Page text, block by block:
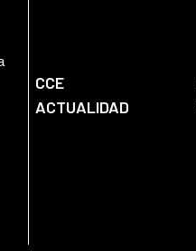
CCE
ACTUALIDAD